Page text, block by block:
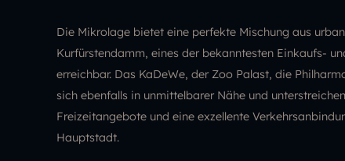
Die Mikrolage bietet eine perfekte Mischung aus
Kurfürstendamm, eines der bekanntesten Einkaufs-
erreichbar. Das KaDeWe, der Zoo Palast, die
sich ebenfalls in unmittelbarer Nähe und
Freizeitangebote und eine exzellente
Hauptstadt.